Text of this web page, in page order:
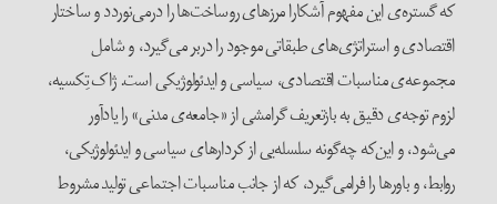
که گستره‌ی این مفهوم آشکارا مرزهای روساخت‌ها را درمی‌نوردد و ساختار
اقتصادی و استراتژی‌های طبقاتی موجود را دربر می‌گیرد، و شامل
مجموعه‌ی مناسبات اقتصادی، سیاسی و ایدئولوژیکی است. ژاک تِکسیه،
لزوم توجه‌ی دقیق به بازتعریف گرامشی از «جامعه‌ی مدنی» را یادآور
می‌شود، و این‌که چه‌گونه سلسله‌یی از کردارهای سیاسی و ایدئولوژیکی،
روابط، و باورها را فرامی‌گیرد، که از جانب مناسبات اجتماعی تولید مشروط